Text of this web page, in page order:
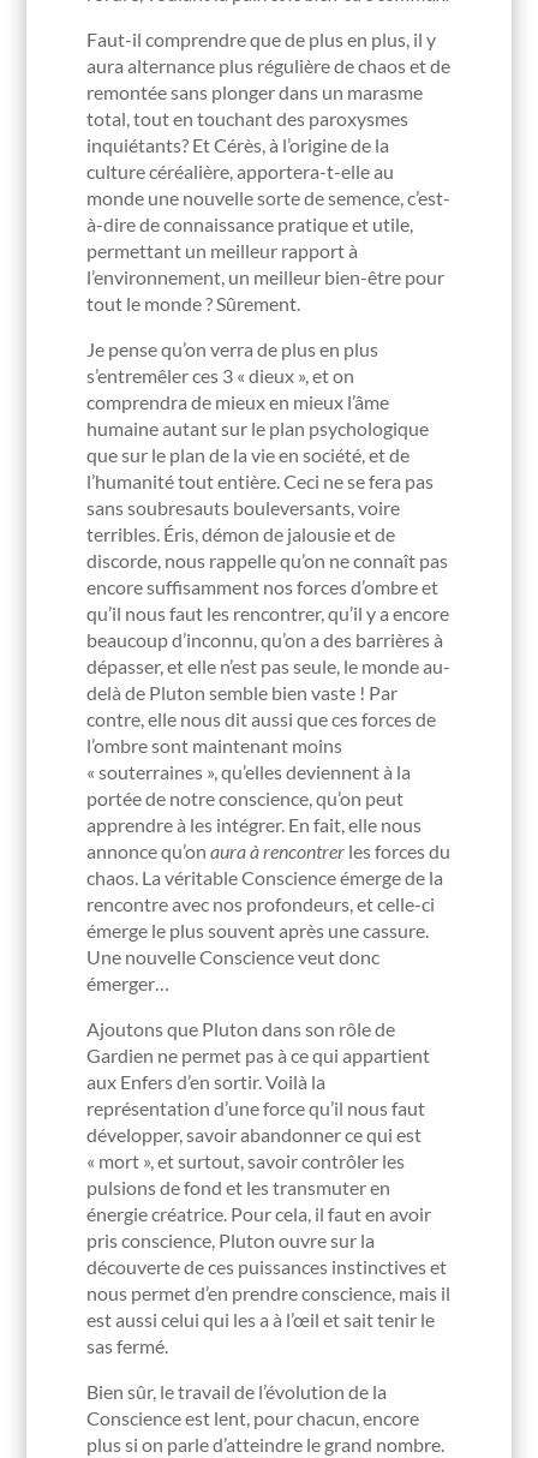
Faut-il comprendre que de plus en plus, il y
aura alternance plus régulière de chaos et de
remontée sans plonger dans un marasme
total, tout en touchant des paroxysmes
inquiétants? Et Cérès, à l’origine de la
culture céréalière, apportera-t-elle au
monde une nouvelle sorte de semence, c’est-
à-dire de connaissance pratique et utile,
permettant un meilleur rapport à
l’environnement, un meilleur bien-être pour
tout le monde ? Sûrement.
Je pense qu’on verra de plus en plus
s’entremêler ces 3 « dieux », et on
comprendra de mieux en mieux l’âme
humaine autant sur le plan psychologique
que sur le plan de la vie en société, et de
l’humanité tout entière. Ceci ne se fera pas
sans soubresauts bouleversants, voire
terribles. Éris, démon de jalousie et de
discorde, nous rappelle qu’on ne connaît pas
encore suffisamment nos forces d’ombre et
qu’il nous faut les rencontrer, qu’il y a encore
beaucoup d’inconnu, qu’on a des barrières à
dépasser, et elle n’est pas seule, le monde au-
delà de Pluton semble bien vaste ! Par
contre, elle nous dit aussi que ces forces de
l’ombre sont maintenant moins
« souterraines », qu’elles deviennent à la
portée de notre conscience, qu’on peut
apprendre à les intégrer. En fait, elle nous
annonce qu’onaura à rencontrer les forces du
chaos. La véritable Conscience émerge de la
rencontre avec nos profondeurs, et celle-ci
émerge le plus souvent après une cassure.
Une nouvelle Conscience veut donc
émerger…
Ajoutons que Pluton dans son rôle de
Gardien ne permet pas à ce qui appartient
aux Enfers d’en sortir. Voilà la
représentation d’une force qu’il nous faut
développer, savoir abandonner ce qui est
« mort », et surtout, savoir contrôler les
pulsions de fond et les transmuter en
énergie créatrice. Pour cela, il faut en avoir
pris conscience, Pluton ouvre sur la
découverte de ces puissances instinctives et
nous permet d’en prendre conscience, mais il
est aussi celui qui les a à l’œil et sait tenir le
sas fermé.
Bien sûr, le travail de l’évolution de la
Conscience est lent, pour chacun, encore
plus si on parle d’atteindre le grand nombre.